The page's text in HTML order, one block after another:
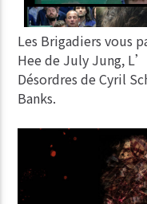
Les Brigadiers vous
Hee de July Jung,
Désordres de Cyril
Banks.